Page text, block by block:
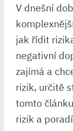
V dnešní
jak řídit
negativní
zajímá a
rizik, určitě
tomto
rizik a